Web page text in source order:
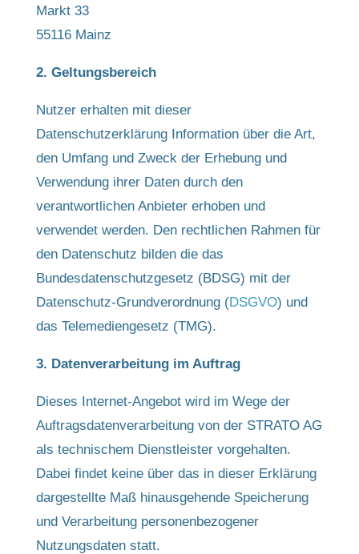
Markt 33
55116 Mainz
2. Geltungsbereich
Nutzer erhalten mit dieser
Datenschutzerklärung Information über die Art,
den Umfang und Zweck der Erhebung und
Verwendung ihrer Daten durch den
verantwortlichen Anbieter erhoben und
verwendet werden. Den rechtlichen Rahmen für
den Datenschutz bilden die das
Bundesdatenschutzgesetz (BDSG) mit der
Datenschutz-Grundverordnung (DSGVO) und
das Telemediengesetz (TMG).
3. Datenverarbeitung im Auftrag
Dieses Internet-Angebot wird im Wege der
Auftragsdatenverarbeitung von der STRATO AG
als technischem Dienstleister vorgehalten.
Dabei findet keine über das in dieser Erklärung
dargestellte Maß hinausgehende Speicherung
und Verarbeitung personenbezogener
Nutzungsdaten statt.